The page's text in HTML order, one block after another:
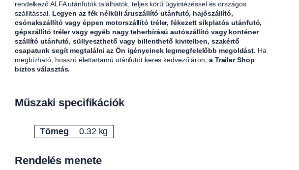
rendelkező ALFA utánfutók találhatók, teljes körű ügyintézéssel és országos
szállítással. Legyen az fék nélküli áruszállító utánfutó, hajószállító,
csónakszállító vagy éppen motorszállító tréler, fékezett síkplatós utánfutó,
gépszállító tréler vagy egyéb nagy teherbírású autószállító vagy konténer
szállító utánfutó, süllyeszthető vagy billenthető kivitelben, szakértő
csapatunk segít megtalálni az Ön igényeinek legmegfelelőbb megoldást. Ha
megbízható, hosszú élettartamú utánfutót keres kedvező áron, a Trailer Shop
biztos választás.
Műszaki specifikációk
Attribútumok Érték
Tömeg 0.32 kg
Rendelés menete